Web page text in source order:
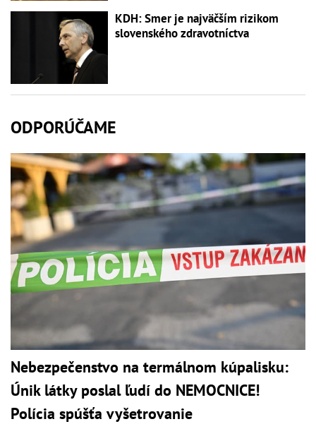
KDH: Smer je najväčším rizikom
slovenského zdravotníctva
ODPORÚČAME
Nebezpečenstvo na termálnom kúpalisku:
Únik látky poslal ľudí do NEMOCNICE!
Polícia spúšťa vyšetrovanie